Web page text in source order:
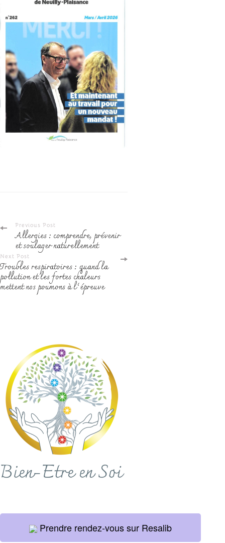
Post
Navigation
Previous Post
Allergies : comprendre, prévenir
et soulager naturellement
Next Post
Troubles respiratoires : quand la
pollution et les fortes chaleurs
mettent nos poumons à l’épreuve
Prendre rendez-vous sur Resalib